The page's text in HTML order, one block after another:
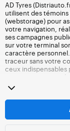
AD Tyres
utilisent des
(webstorage) pour
votre navigation,
ses campagnes
sur votre terminal
caractère
traceur sans votre
ceux
conservons votre
consentement à
autres traceurs
accepter le dépôt
obstacle à l’accès
nous vous invitons à